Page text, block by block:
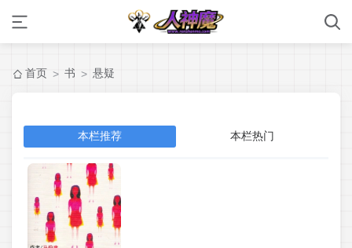
首页 > 书 > 悬疑
本栏推荐 本栏热门